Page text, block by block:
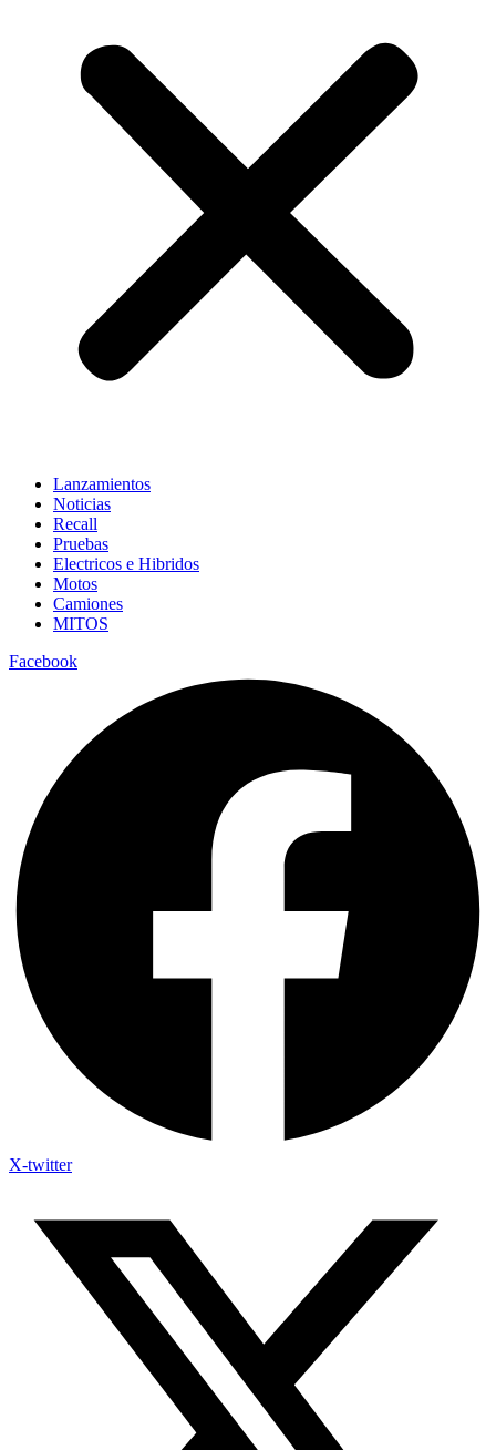
Lanzamientos
Noticias
Recall
Pruebas
Electricos e Hibridos
Motos
Camiones
MITOS
Facebook
X-twitter